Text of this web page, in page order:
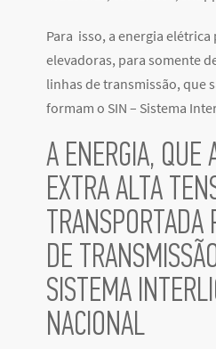
Para isso, a energia elétrica
elevadoras, para somente
linhas de transmissão, que
formam o SIN – Sistema
A ENERGIA, QUE
EXTRA ALTA
TRANSPORTADA
DE
SISTEMA
NACIONAL